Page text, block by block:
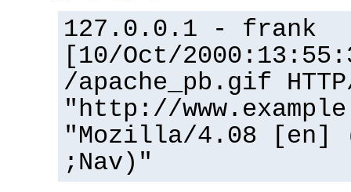
127.0.0.1 - frank
[10/Oct/
/apache_pb.gif
"http://
"Mozilla/4.08 [en]
;Nav)"